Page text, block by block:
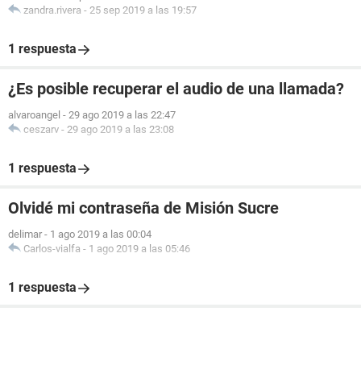
zandra.rivera - 25 sep 2019 a las 19:57
1 respuesta
¿Es posible recuperar el audio de una llamada?
alvaroangel - 29 ago 2019 a las 22:47
ceszarv - 29 ago 2019 a las 23:08
1 respuesta
Olvidé mi contraseña de Misión Sucre
delimar - 1 ago 2019 a las 00:04
Carlos-vialfa - 1 ago 2019 a las 05:46
1 respuesta